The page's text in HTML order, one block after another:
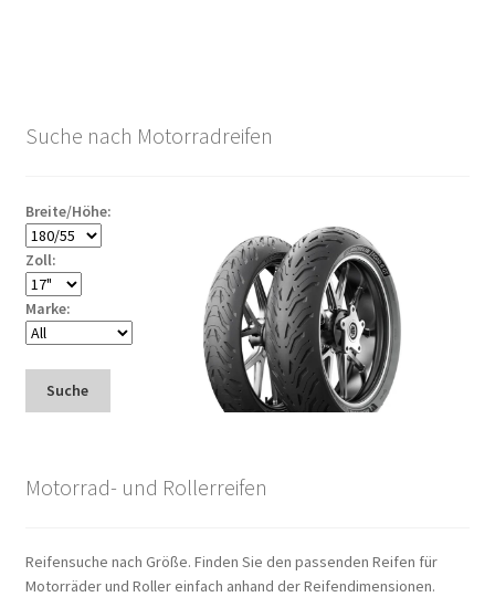
Suche nach Motorradreifen
Breite/Höhe:
Zoll:
Marke:
Suche
Motorrad- und Rollerreifen
Reifensuche nach Größe. Finden Sie den passenden Reifen für
Motorräder und Roller einfach anhand der Reifendimensionen.